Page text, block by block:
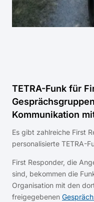
TETRA-Funk für
Kommunikation
Es gibt zahlreiche First
personalisierte TETRA-
First Responder, die
sind, bekommen die
Organisation mit den
freigegebenen